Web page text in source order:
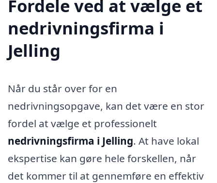
Fordele ved at vælge et
nedrivningsfirma i
Jelling
Når du står over for en
nedrivningsopgave, kan det være en stor
fordel at vælge et professionelt
nedrivningsfirma i Jelling. At have lokal
ekspertise kan gøre hele forskellen, når
det kommer til at gennemføre en effektiv